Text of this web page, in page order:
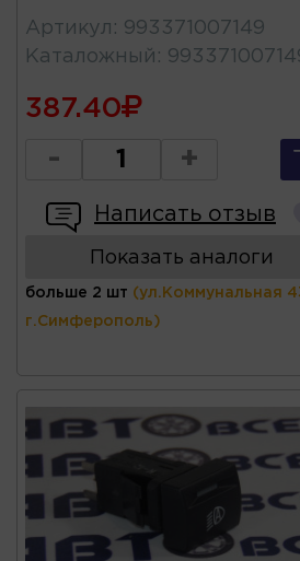
Артикул : 993371007149
Каталожный :
387.40
- +
Написать отзыв
Показать аналоги
больше 2 шт (ул.Коммунальная
г.Симферополь)